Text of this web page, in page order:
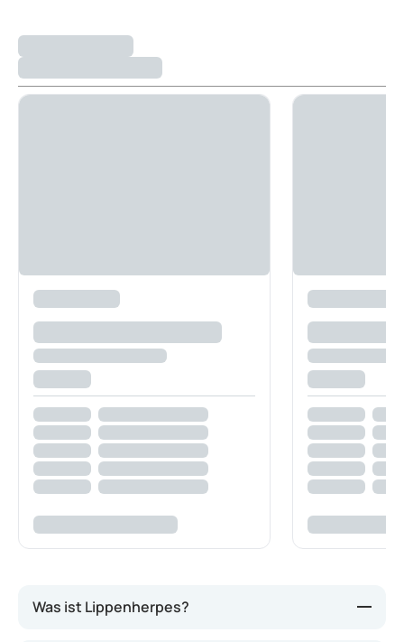
Was ist Lippenherpes?